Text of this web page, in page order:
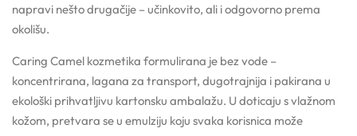
napravi nešto drugačije – učinkovito, ali i odgovorno prema
okolišu.
Caring Camel kozmetika formulirana je bez vode –
koncentrirana, lagana za transport, dugotrajnija i pakirana u
ekološki prihvatljivu kartonsku ambalažu. U doticaju s vlažnom
kožom, pretvara se u emulziju koju svaka korisnica može
Biljna ulja
Boje
Kapalice
Pregledaj epizode
YouTube
Sirovine
Recepture
Radionice